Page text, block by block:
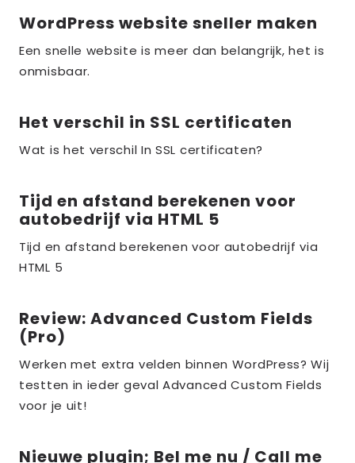
Lees
meer
over
WordPress website sneller maken
Een snelle website is meer dan belangrijk, het is
onmisbaar.
Lees
meer
the_title;
Het verschil in SSL certificaten
Wat is het verschil In SSL certificaten?
Lees
meer
over
the_title;
Tijd en afstand berekenen voor
autobedrijf via HTML 5
Tijd en afstand berekenen voor autobedrijf via
HTML 5
Lees
meer
over
the_title;
Review: Advanced Custom Fields
(Pro)
Werken met extra velden binnen WordPress? Wij
testten in ieder geval Advanced Custom Fields
voor je uit!
Lees
Nieuwe plugin; Bel me nu / Call me